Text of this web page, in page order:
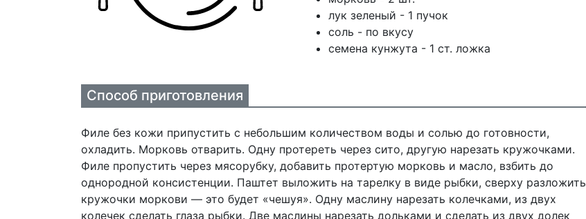
лук зеленый - 1 пучок
соль - по вкусу
семена кунжута - 1 ст. ложка
Способ приготовления
Филе без кожи припустить с небольшим количеством воды и солью до готовности,
охладить. Морковь отварить. Одну протереть через сито, другую нарезать кружочками.
Филе пропустить через мясорубку, добавить протертую морковь и масло, взбить до
однородной консистенции. Паштет выложить на тарелку в виде рыбки, сверху разложить
кружочки моркови — это будет «чешуя». Одну маслину нарезать колечками, из двух
колечек сделать глаза рыбки. Две маслины нарезать дольками и сделать из двух долек